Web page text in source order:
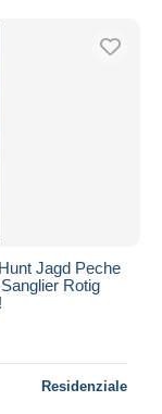
Jagd Peche
Rotig
Residenziale